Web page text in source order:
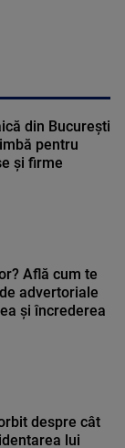
din București
pentru
și firme
Află cum te
advertoriale
și încrederea
despre cât
lui